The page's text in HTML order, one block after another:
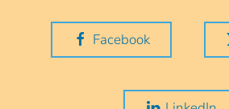
Facebook